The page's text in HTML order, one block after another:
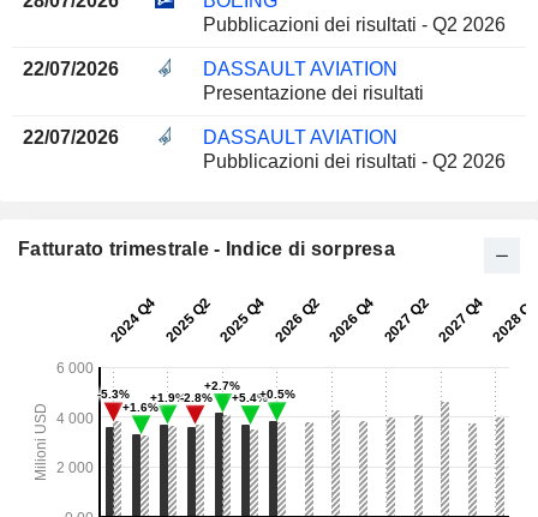
Pubblicazioni dei risultati - Q2 2026
22/07/2026
DASSAULT AVIATION
Presentazione dei risultati
22/07/2026
DASSAULT AVIATION
Pubblicazioni dei risultati - Q2 2026
Fatturato trimestrale - Indice di sorpresa